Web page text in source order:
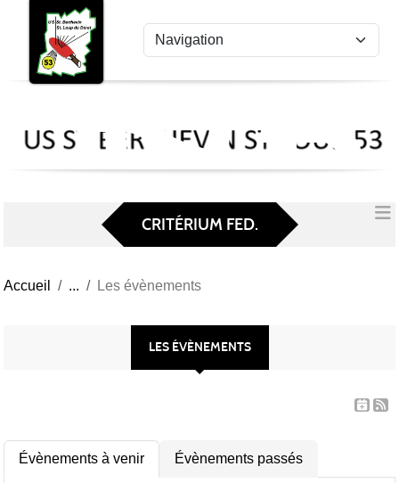
US
St
53
CRITÉRIUM FED.
Accueil Les évènements
LES ÉVÈNEMENTS
Évènements à venir Évènements passés
Panneau de gestion des cookies